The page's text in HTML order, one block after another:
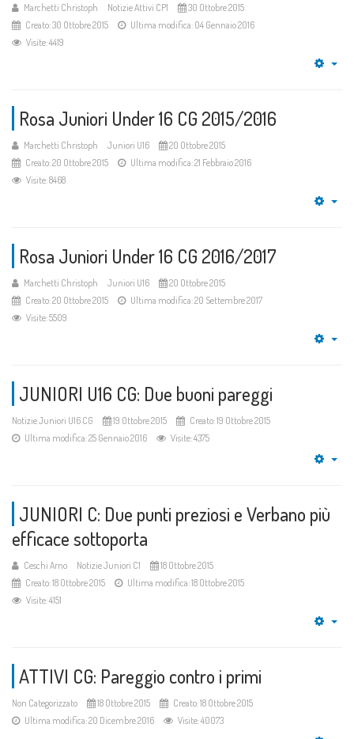
Marchetti Christoph Notizie Attivi CP1
30 Ottobre 2015
Creato: 30 Ottobre 2015
Ultima modifica: 04 Gennaio 2016
Visite: 4419
Rosa Juniori Under 16 CG 2015/2016
Marchetti Christoph Juniori U16
20 Ottobre 2015
Creato: 20 Ottobre 2015
Ultima modifica: 21 Febbraio 2016
Visite: 8468
Rosa Juniori Under 16 CG 2016/2017
Marchetti Christoph Juniori U16
20 Ottobre 2015
Creato: 20 Ottobre 2015
Ultima modifica: 20 Settembre 2017
Visite: 5509
JUNIORI U16 CG: Due buoni pareggi
Notizie Juniori U16 CG 19 Ottobre 2015
Creato: 19 Ottobre 2015
Ultima modifica: 25 Gennaio 2016
Visite: 4375
JUNIORI C: Due punti preziosi e Verbano più
efficace sottoporta
Ceschi Arno Notizie Juniori C1
18 Ottobre 2015
Creato: 18 Ottobre 2015
Ultima modifica: 18 Ottobre 2015
Visite: 4151
ATTIVI CG: Pareggio contro i primi
Non Categorizzato 18 Ottobre 2015
Creato: 18 Ottobre 2015
Ultima modifica: 20 Dicembre 2016
Visite: 40073